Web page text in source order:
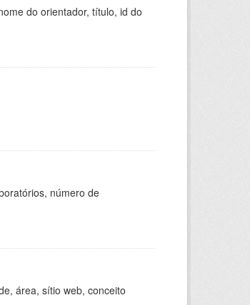
do orientador, título, id do
número de
área, sítio web, conceito